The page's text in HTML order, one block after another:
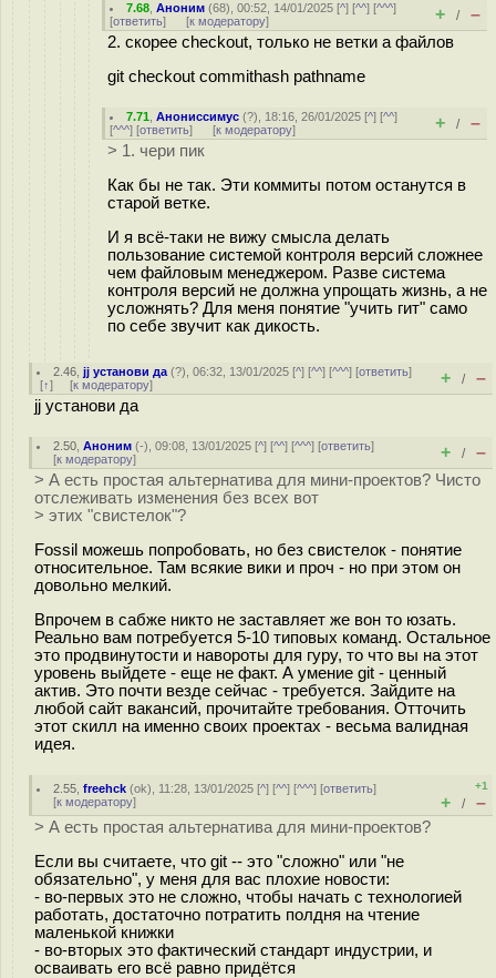
7.68 ,Аноним (68), 00:52, 14/01/2025 [^] [^^] [^^^]
[ответить] [к модератору] + / –
2. скорее checkout, только не ветки а файлов
git checkout commithash pathname
7.71 ,Анониссимус (?), 18:16, 26/01/2025 [^] [^^]
[^^^] [ответить] [к модератору] + / –
> 1. чери пик
Как бы не так. Эти коммиты потом останутся в
старой ветке.
И я всё-таки не вижу смысла делать
пользование системой контроля версий сложнее
чем файловым менеджером. Разве система
контроля версий не должна упрощать жизнь, а не
усложнять? Для меня понятие "учить гит" само
по себе звучит как дикость.
2.46 ,jj установи да (?), 06:32, 13/01/2025 [^] [^^] [^^^] [ответить]
[↑] [к модератору] + / –
jj установи да
2.50 ,Аноним (-), 09:08, 13/01/2025 [^] [^^] [^^^] [ответить]
[к модератору] + / –
> А есть простая альтернатива для мини-проектов? Чисто
отслеживать изменения без всех вот
> этих "свистелок"?
Fossil можешь попробовать, но без свистелок - понятие
относительное. Там всякие вики и проч - но при этом он
довольно мелкий.
Впрочем в сабже никто не заставляет же вон то юзать.
Реально вам потребуется 5-10 типовых команд. Остальное
это продвинутости и навороты для гуру, то что вы на этот
уровень выйдете - еще не факт. А умение git - ценный
актив. Это почти везде сейчас - требуется. Зайдите на
любой сайт вакансий, прочитайте требования. Отточить
этот скилл на именно своих проектах - весьма валидная
идея.
2.55 ,freehck (ok), 11:28, 13/01/2025 [^] [^^] [^^^] [ответить]
[к модератору]
+1
+ / –
> А есть простая альтернатива для мини-проектов?
Если вы считаете, что git -- это "сложно" или "не
обязательно", у меня для вас плохие новости:
- во-первых это не сложно, чтобы начать с технологией
работать, достаточно потратить полдня на чтение
маленькой книжки
- во-вторых это фактический стандарт индустрии, и
осваивать его всё равно придётся